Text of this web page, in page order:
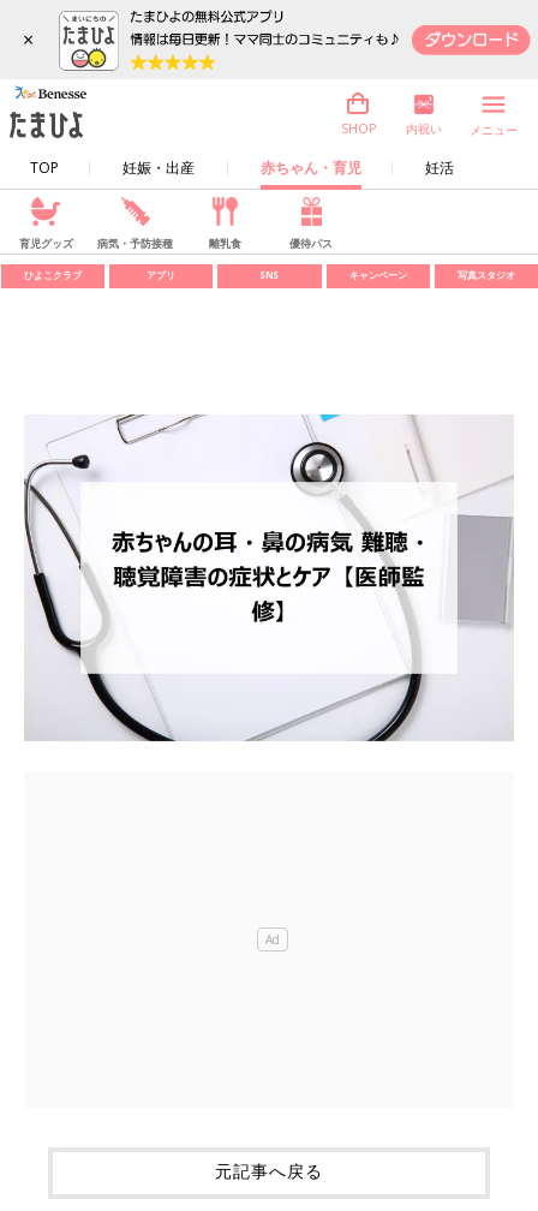
×
TOP 妊娠・出産 赤ちゃん・育児 妊活
SHOP 内祝い メニュー
育児グッズ 病気・予防接種 離乳食 優待パス
ひよこクラブ アプリ SNS キャンペーン 写真スタジオ
元記事へ戻る